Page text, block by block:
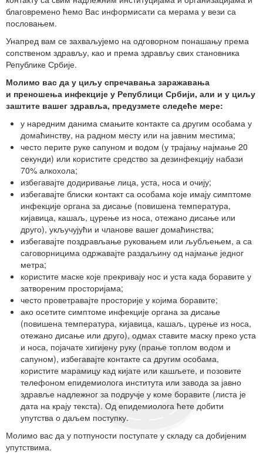
Fotografije
Događaji
Siva ekonomija
Savetnici
Marketing
Fakultet tehničkih nauka Novi Sad
благовремено ћемо Вас информисати са мерама у вези са
пословањем.
Унапред вам се захваљујемо на одговорном понашању према
сопственом здрављу, као и према здрављу свих становника
Републике Србије.
Молимо вас да у циљу спречавања заражавања
и преношења инфекције у Републици Србији, али и у циљу
заштите вашег здравља, предузмете следеће мере:
у наредним данима смањите контакте са другим особама у
домаћинству, на радном месту или на јавним местима;
често перите руке сапуном и водом (у трајању најмање 20
секунди) или користите средство за дезинфекцију набази
70% алкохола;
избегавајте додиривање лица, уста, носа и очију;
избегавајте блиски контакт са особама које имају симптоме
инфекције органа за дисање (повишена температура,
кијавица, кашаљ, цурење из носа, отежано дисање или
друго), укључујући и чланове вашег домаћинства;
избегавајте поздрављање руковањем или љубљењем, а са
саговорницима одржавајте раздаљину од најмање једног
метра;
користите маске које прекривају нос и уста када боравите у
затвореним просторијама;
често проветравајте просторије у којима боравите;
ако осетите симптоме инфекције органа за дисање
(повишена температура, кијавица, кашаљ, цурење из носа,
отежано дисање или друго), одмах ставите маску преко уста
и носа, појачате хигијену руку (прање топлом водом и
сапуном), избегавајте контакте са другим особама,
користите марамицу кад кијате или кашљете, и позовите
телефоном епидемиолога института или завода за јавно
здравље надлежног за подручје у коме боравите (листа је
дата на крају текста). Од епидемиолога ћете добити
упутства о даљем поступку.
Молимо вас да у потпуности поступате у складу са добијеним
упутствима.